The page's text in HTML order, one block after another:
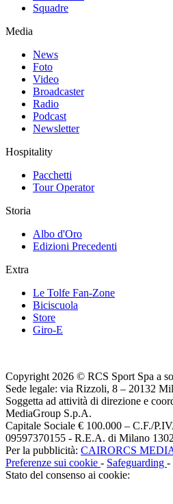
Squadre
Media
News
Foto
Video
Broadcaster
Radio
Podcast
Newsletter
Hospitality
Pacchetti
Tour Operator
Storia
Albo d'Oro
Edizioni Precedenti
Extra
Le Tolfe Fan-Zone
Biciscuola
Store
Giro-E
Copyright 2026 © RCS Sport Spa a
Sede legale: via Rizzoli, 8 – 20132
Soggetta ad attività di direzione e
MediaGroup S.p.A.
Capitale Sociale € 100.000 – C.F./
09597370155 - R.E.A. di Milano
Per la pubblicità: CAIRORCS
Preferenze sui cookie - Safeguarding -
Stato del consenso ai cookie: